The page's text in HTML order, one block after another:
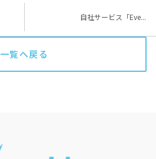
自社サービス「Eve...
一覧へ戻る